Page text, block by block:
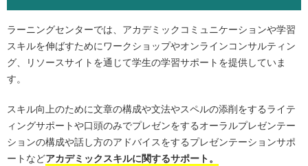
ラーニングセンターでは、アカデミックコミュニケーションや学習
スキルを伸ばすためにワークショップやオンラインコンサルティン
グ、リソースサイトを通じて学生の学習サポートを提供していま
す。
スキル向上のために文章の構成や文法やスペルの添削をするライテ
ィングサポートや口頭のみでプレゼンをするオーラルプレゼンテー
ションの構成や話し方のアドバイスをするプレゼンテーションサポ
ートなどアカデミックスキルに関するサポート。